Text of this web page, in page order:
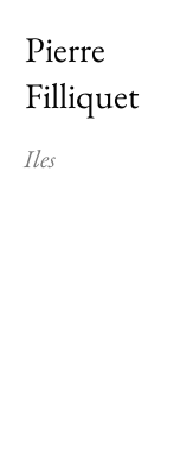
Pierre
Filliquet
Iles